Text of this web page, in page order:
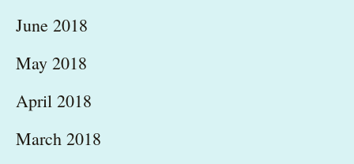
June 2018
May 2018
April 2018
March 2018